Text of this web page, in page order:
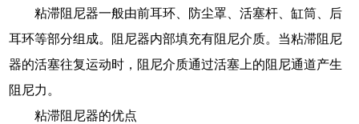
粘滞阻尼器一般由前耳环、防尘罩、活塞杆、缸筒、后
耳环等部分组成。阻尼器内部填充有阻尼介质。当粘滞阻尼
器的活塞往复运动时，阻尼介质通过活塞上的阻尼通道产生
阻尼力。
粘滞阻尼器的优点